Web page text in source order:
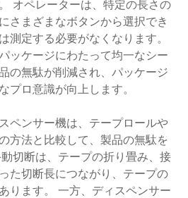
オペレーターは、特定の長さの
さまざまなボタンから選択でき
測定する必要がなくなります。
ッケージにわたって均一なシー
の無駄が削減され、パッケージ
プロ意識が向上します。
ペンサー機は、テープロールや
方法と比較して、製品の無駄を
切断は、テープの折り畳み、接
た切断長につながり、テープの
ります。 一方、ディスペンサー